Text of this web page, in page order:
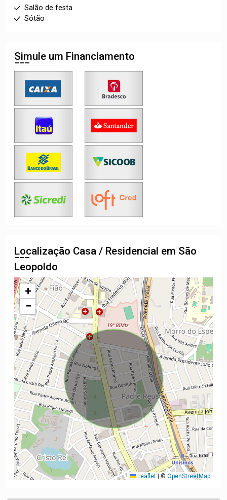
Salão de festa
Sótão
Simule um Financiamento
Localização Casa / Residencial em São
Leopoldo
+
−
Leaflet © OpenStreetMap